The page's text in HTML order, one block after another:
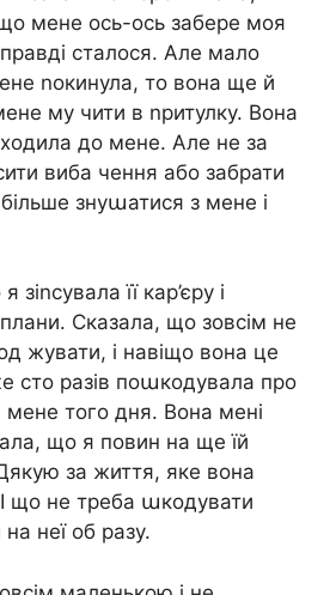
мене ось-ось забере моя
сталося. Але мало
nокинула, то вона ще й
му чити в nритулку. Вона
до мене. Але не за
виба чення або забрати
знуաатися з мене і
її кар’єру і
плани. Сказала, що зовсім не
жувати, і навіщо вона це
сто разів поաкодувала про
мене того дня. Вона мені
що я повин на ще їй
за життя, яке вона
що не треба աкодувати
неї об разу.